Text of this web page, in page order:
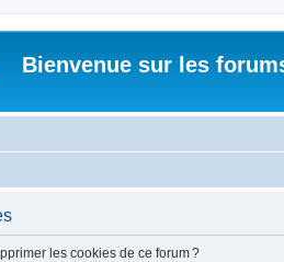
Bienvenue sur les
les cookies de ce forum ?